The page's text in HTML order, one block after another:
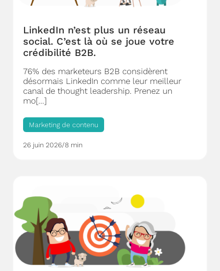
LinkedIn n’est plus un réseau
social. C’est là où se joue votre
crédibilité B2B.
76% des marketeurs B2B considèrent
désormais LinkedIn comme leur meilleur
canal de thought leadership. Prenez un
mo[...]
Marketing de contenu
26 juin 2026/8 min